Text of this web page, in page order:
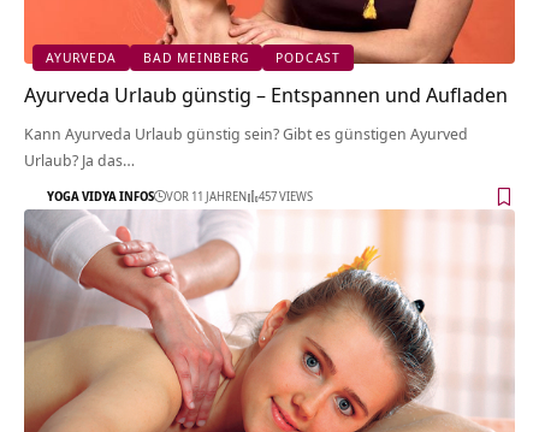
AYURVEDA BAD MEINBERG PODCAST
Ayurveda Urlaub günstig – Entspannen und Aufladen
Kann Ayurveda Urlaub günstig sein? Gibt es günstigen Ayurved
Urlaub? Ja das…
YOGA VIDYA INFOS VOR 11 JAHREN 457 VIEWS